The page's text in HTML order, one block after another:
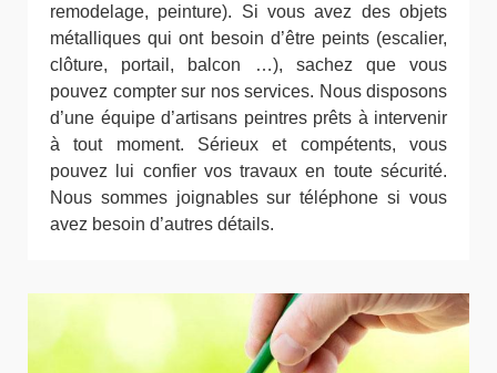
remodelage, peinture). Si vous avez des objets
métalliques qui ont besoin d’être peints (escalier,
clôture, portail, balcon …), sachez que vous
pouvez compter sur nos services. Nous disposons
d’une équipe d’artisans peintres prêts à intervenir
à tout moment. Sérieux et compétents, vous
pouvez lui confier vos travaux en toute sécurité.
Nous sommes joignables sur téléphone si vous
avez besoin d’autres détails.